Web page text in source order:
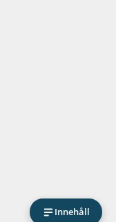
Innehåll